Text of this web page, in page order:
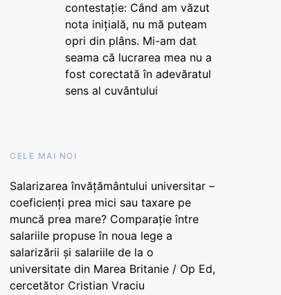
contestație: Când am văzut
nota inițială, nu mă puteam
opri din plâns. Mi-am dat
seama că lucrarea mea nu a
fost corectată în adevăratul
sens al cuvântului
CELE MAI NOI
Salarizarea învățământului universitar –
coeficienți prea mici sau taxare pe
muncă prea mare? Comparație între
salariile propuse în noua lege a
salarizării și salariile de la o
universitate din Marea Britanie / Op Ed,
cercetător Cristian Vraciu